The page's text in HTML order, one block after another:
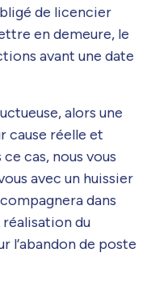
de licencier
en demeure, le
avant une date
alors une
cause réelle et
cas, nous vous
avec un huissier
dans
réalisation du
l’abandon de poste